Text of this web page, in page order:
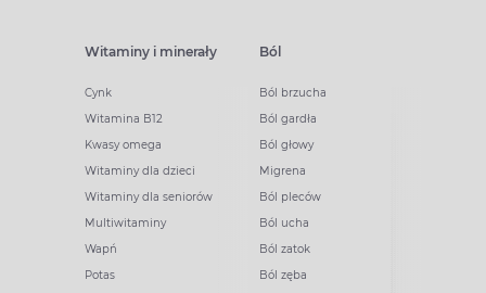
Witaminy i minerały
Cynk
Witamina B12
Kwasy omega
Witaminy dla dzieci
Witaminy dla seniorów
Multiwitaminy
Wapń
Potas
Ból
Ból brzucha
Ból gardła
Ból głowy
Migrena
Ból pleców
Ból ucha
Ból zatok
Ból zęba